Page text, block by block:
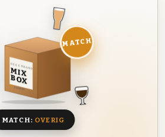
DEZE MAAND
MIX
BOX
8 BIEREN
MATCH
MATCH: OVERIG